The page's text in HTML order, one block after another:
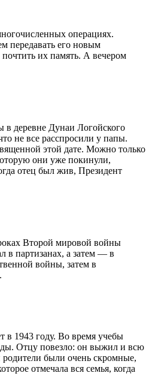
операциях.
передавать его новым
их память. А вечером
в деревне Дунаи Логойского
не все расспросили у папы.
этой дате. Можно только
они уже покинули,
отец был жив, Президент
Второй мировой войны
в партизанах, а затем — в
войны, затем в
1943 году. Во время учебы
Отцу повезло: он выжил и всю
были очень скромные,
отмечала вся семья, когда